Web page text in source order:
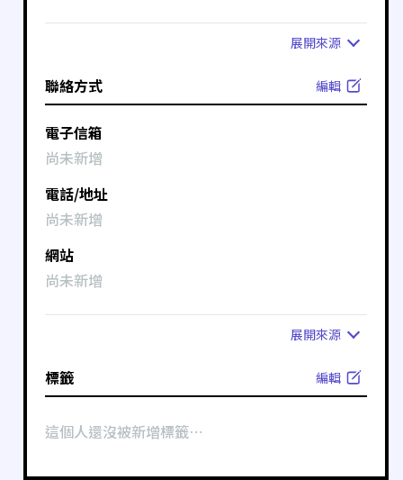
展開來源
聯絡方式 編輯
電子信箱
尚未新增
電話/地址
尚未新增
網站
尚未新增
展開來源
標籤 編輯
這個人還沒被新增標籤⋯